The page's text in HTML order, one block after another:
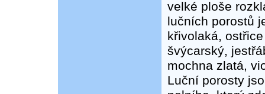
velké ploše
lučních porostů
křivolaká,
švýcarský,
mochna zlatá,
Luční porosty